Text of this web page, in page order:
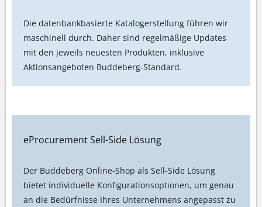
Die datenbankbasierte Katalogerstellung führen wir
maschinell durch. Daher sind regelmäßige Updates
mit den jeweils neuesten Produkten, inklusive
Aktionsangeboten Buddeberg-Standard.
eProcurement Sell-Side Lösung
Der Buddeberg Online-Shop als Sell-Side Lösung
bietet individuelle Konfigurationsoptionen, um genau
an die Bedürfnisse Ihres Unternehmens angepasst zu